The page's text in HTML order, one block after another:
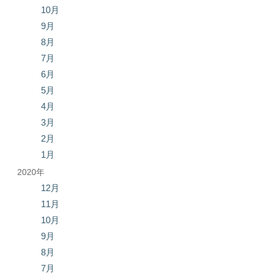
10月
9月
8月
7月
6月
5月
4月
3月
2月
1月
2020年
12月
11月
10月
9月
8月
7月